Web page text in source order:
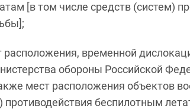
[в том числе средств (систем)
временной
обороны Российской
мест расположения объектов
противодействия беспилотным